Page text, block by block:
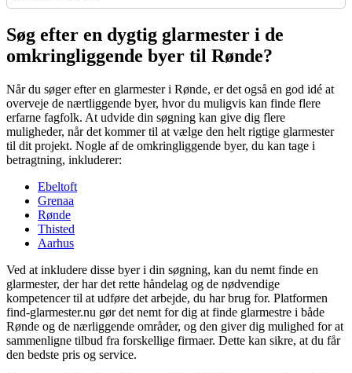
Søg efter en dygtig glarmester i de
omkringliggende byer til Rønde?
Når du søger efter en glarmester i Rønde, er det også en god idé at
overveje de nærtliggende byer, hvor du muligvis kan finde flere
erfarne fagfolk. At udvide din søgning kan give dig flere
muligheder, når det kommer til at vælge den helt rigtige glarmester
til dit projekt. Nogle af de omkringliggende byer, du kan tage i
betragtning, inkluderer:
Ebeltoft
Grenaa
Rønde
Thisted
Aarhus
Ved at inkludere disse byer i din søgning, kan du nemt finde en
glarmester, der har det rette håndelag og de nødvendige
kompetencer til at udføre det arbejde, du har brug for. Platformen
find-glarmester.nu gør det nemt for dig at finde glarmestre i både
Rønde og de nærliggende områder, og den giver dig mulighed for at
sammenligne tilbud fra forskellige firmaer. Dette kan sikre, at du får
den bedste pris og service.